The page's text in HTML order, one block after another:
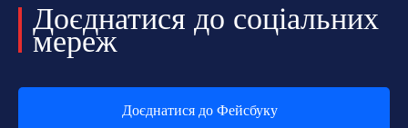
Доєднатися до соціальних
мереж
Доєднатися до Фейсбуку